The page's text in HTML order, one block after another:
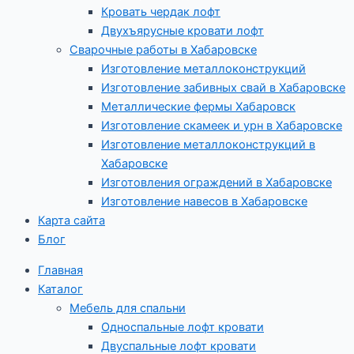
Кровать чердак лофт
Двухъярусные кровати лофт
Сварочные работы в Хабаровске
Изготовление металлоконструкций
Изготовление забивных свай в Хабаровске
Металлические фермы Хабаровск
Изготовление скамеек и урн в Хабаровске
Изготовление металлоконструкций в
Хабаровске
Изготовления ограждений в Хабаровске
Изготовление навесов в Хабаровске
Карта сайта
Блог
Главная
Каталог
Мебель для спальни
Односпальные лофт кровати
Двуспальные лофт кровати